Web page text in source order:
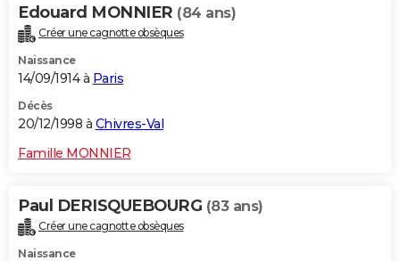
Edouard MONNIER (84 ans)
Créer une cagnotte obsèques
Naissance
14/09/1914 à Paris
Décès
20/12/1998 à Chivres-Val
Famille MONNIER
Paul DERISQUEBOURG (83 ans)
Créer une cagnotte obsèques
Naissance